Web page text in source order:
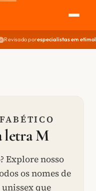
Revisado porespecialistas em
letra M
Explore nosso
os nomes de
que